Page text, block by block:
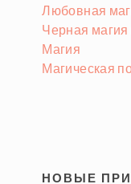
Любовная
Черная
Магия
Магическая
НОВЫЕ